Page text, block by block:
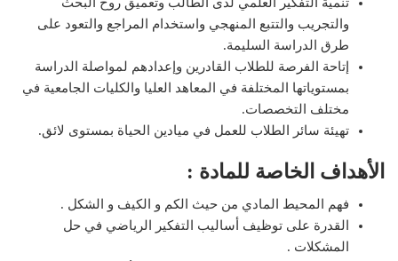
والتجريب والتتبع المنهجي واستخدام المراجع والتعود على
طرق الدراسة السليمة.
إتاحة الفرصة للطلاب القادرين وإعدادهم لمواصلة الدراسة
بمستوياتها المختلفة في المعاهد العليا والكليات الجامعية في
مختلف التخصصات.
تهيئة سائر الطلاب للعمل في ميادين الحياة بمستوى لائق.
الأهداف الخاصة للمادة :
فهم المحيط المادي من حيث الكم و الكيف و الشكل .
القدرة على توظيف أساليب التفكير الرياضي في حل
المشكلات .